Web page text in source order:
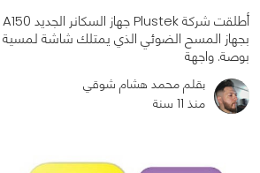
بوصة. واجهة
بقلم محمد هشام شوقي
منذ 11 سنة